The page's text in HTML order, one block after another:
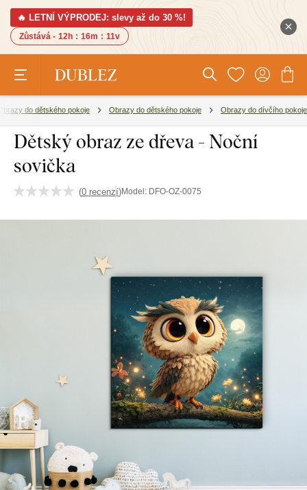
🔥 LETNÍ VÝPRODEJ: slevy až do 30 %!
Zůstává - 12h : 16m : 10v
do dětského pokoje Obrazy do dětského pokoje Obrazy do dívčího pokoje
Dětský obraz ze dřeva - Noční
sovička
(0 recenzí)Model: DFO-OZ-0075